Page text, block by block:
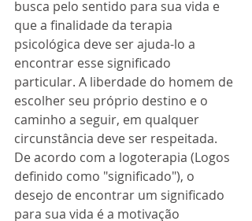
busca pelo sentido para sua vida e
que a finalidade da terapia
psicológica deve ser ajuda-lo a
encontrar esse significado
particular. A liberdade do homem de
escolher seu próprio destino e o
caminho a seguir, em qualquer
circunstância deve ser respeitada.
De acordo com a logoterapia (Logos
definido como "significado"), o
desejo de encontrar um significado
para sua vida é a motivação